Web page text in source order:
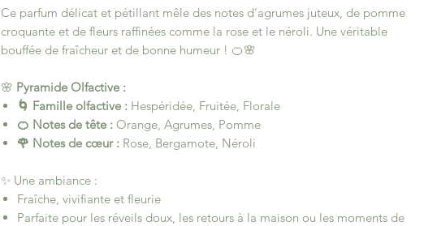
Ce parfum délicat et pétillant mêle des notes d’agrumes juteux, de pomme
croquante et de fleurs raffinées comme la rose et le néroli. Une véritable
bouffée de fraîcheur et de bonne humeur ! 🍊🌸
🌸 Pyramide Olfactive :
🌀 Famille olfactive :Hespéridée, Fruitée, Florale
🍊 Notes de tête :Orange, Agrumes, Pomme
🌹 Notes de cœur :Rose, Bergamote, Néroli
✨ Une ambiance :
Fraîche, vivifiante et fleurie
Parfaite pour les réveils doux, les retours à la maison ou les moments de